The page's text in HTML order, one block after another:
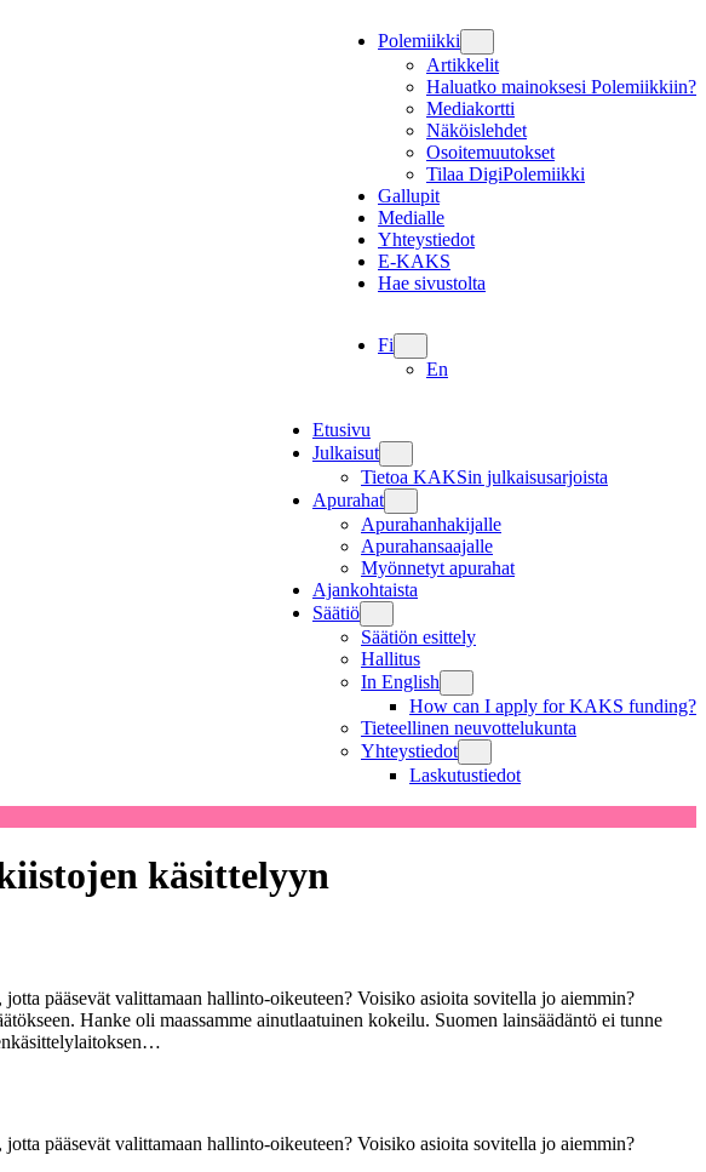
Polemiikki
Artikkelit
Haluatko mainoksesi Polemiikkiin?
Mediakortti
Näköislehdet
Osoitemuutokset
Tilaa DigiPolemiikki
Gallupit
Medialle
Yhteystiedot
E-KAKS
Hae sivustolta
Fi
En
Etusivu
Julkaisut
Tietoa KAKSin julkaisusarjoista
Apurahat
Apurahanhakijalle
Apurahansaajalle
Myönnetyt apurahat
Ajankohtaista
Säätiö
Säätiön esittely
Hallitus
In English
How can I apply for KAKS funding?
Tieteellinen neuvottelukunta
Yhteystiedot
Laskutustiedot
käsittelyyn
pääsevät valittamaan hallinto-oikeuteen? Voisiko asioita sovitella jo aiemmin?
Hanke oli maassamme ainutlaatuinen kokeilu. Suomen lainsäädäntö ei tunne
pääsevät valittamaan hallinto-oikeuteen? Voisiko asioita sovitella jo aiemmin?